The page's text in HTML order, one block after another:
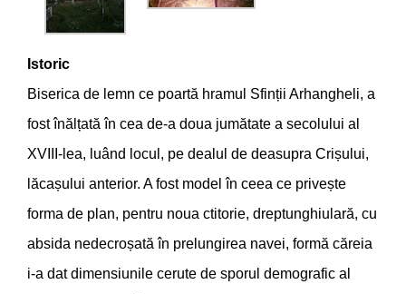
Istoric
Biserica de lemn ce poartă hramul Sfinții Arhangheli, a
fost înălțată în cea de-a doua jumătate a secolului al
XVIII-lea, luând locul, pe dealul de deasupra Crișului,
lăcașului anterior. A fost model în ceea ce privește
forma de plan, pentru noua ctitorie, dreptunghiulară, cu
absida nedecroșată în prelungirea navei, formă căreia
i-a dat dimensiunile cerute de sporul demografic al